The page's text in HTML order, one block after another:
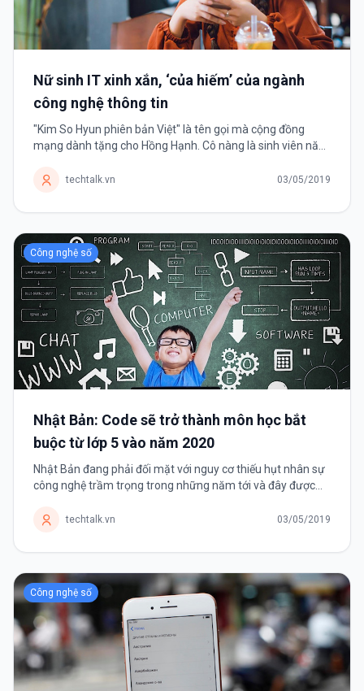
Nữ sinh IT xinh xắn, ‘của hiếm’ của ngành
công nghệ thông tin
"Kim So Hyun phiên bản Việt" là tên gọi mà cộng đồng
mạng dành tặng cho Hồng Hạnh. Cô nàng là sinh viên năm
năm 1997) hiện là...
techtalk.vn 03/05/2019
Công nghệ số
Nhật Bản: Code sẽ trở thành môn học bắt
buộc từ lớp 5 vào năm 2020
Nhật Bản đang phải đối mặt với nguy cơ thiếu hụt nhân sự
công nghệ trầm trọng trong những năm tới và đây được
sẽ trở...techtalk.vn 03/05/2019
Công nghệ số